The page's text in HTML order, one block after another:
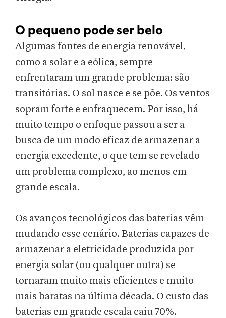
O pequeno pode ser belo
Algumas fontes de energia renovável,
como a solar e a eólica, sempre
enfrentaram um grande problema: são
transitórias. O sol nasce e se põe. Os ventos
sopram forte e enfraquecem. Por isso, há
muito tempo o enfoque passou a ser a
busca de um modo eficaz de armazenar a
energia excedente, o que tem se revelado
um problema complexo, ao menos em
grande escala.
Os avanços tecnológicos das baterias vêm
mudando esse cenário. Baterias capazes de
armazenar a eletricidade produzida por
energia solar (ou qualquer outra) se
tornaram muito mais eficientes e muito
mais baratas na última década. O custo das
baterias em grande escala caiu 70%.